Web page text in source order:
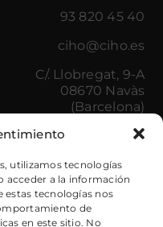
utilizamos tecnologías
acceder a la información
estas tecnologías nos
de
en este sitio. No
Control d’Accessos
Minibars
Caixes de Seguretat
Electrodomèstics
93 820 45 40
ciho@ciho.es
C/. Llobregat, 9-A
08670 Navàs
(Barcelona)